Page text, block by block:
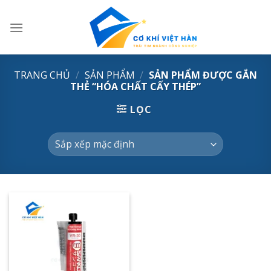
TRANG CHỦ / SẢN PHẨM / SẢN PHẨM ĐƯỢC GẮN
THẺ “HÓA CHẤT CẤY THÉP”
LỌC